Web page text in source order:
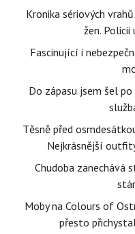
Kronika sériových
žen.
Fascinující i
Do zápasu jsem šel
Těsně před
Nejkrásnější
Chudoba zanechává
Moby na Colours of
přesto